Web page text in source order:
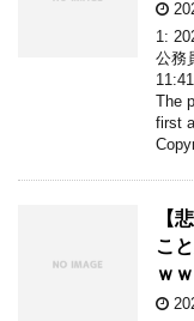
1:
公務
The
first
【
こ
ｗ